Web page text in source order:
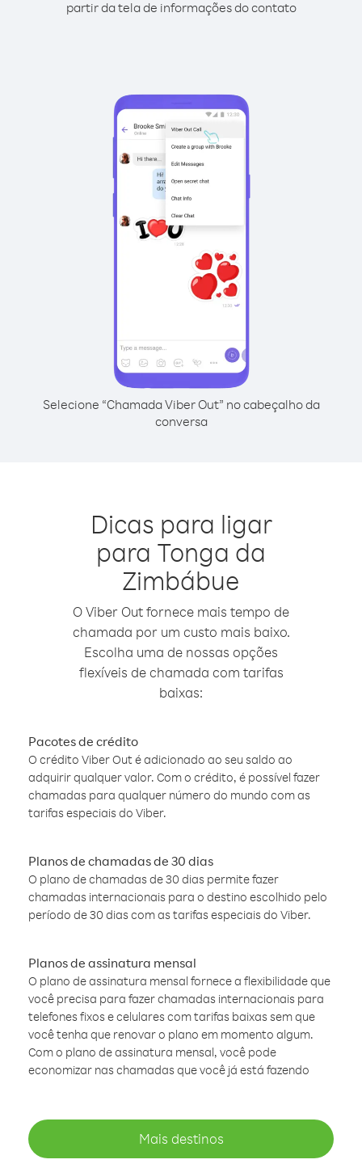
partir da tela de informações do contato
Selecione “Chamada Viber Out” no cabeçalho da
conversa
Dicas para ligar
para Tonga da
Zimbábue
O Viber Out fornece mais tempo de
chamada por um custo mais baixo.
Escolha uma de nossas opções
flexíveis de chamada com tarifas
baixas:
Pacotes de crédito
O crédito Viber Out é adicionado ao seu saldo ao
adquirir qualquer valor. Com o crédito, é possível fazer
chamadas para qualquer número do mundo com as
tarifas especiais do Viber.
Planos de chamadas de 30 dias
O plano de chamadas de 30 dias permite fazer
chamadas internacionais para o destino escolhido pelo
período de 30 dias com as tarifas especiais do Viber.
Planos de assinatura mensal
O plano de assinatura mensal fornece a flexibilidade que
você precisa para fazer chamadas internacionais para
telefones fixos e celulares com tarifas baixas sem que
você tenha que renovar o plano em momento algum.
Com o plano de assinatura mensal, você pode
economizar nas chamadas que você já está fazendo
Mais destinos